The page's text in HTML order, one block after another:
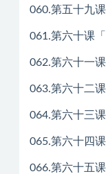
060.第五十九
061.第六十课
062.第六十一
063.第六十二
064.第六十三
065.第六十四
066.第六十五